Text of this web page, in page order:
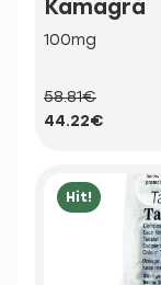
Kamagra
100mg
58.81€
44.22€
Hit!